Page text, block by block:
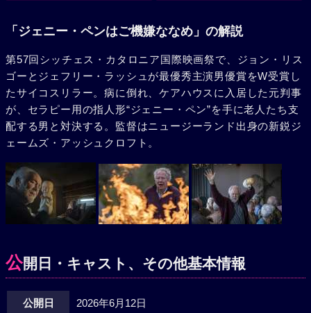
「ジェニー・ペンはご機嫌ななめ」の解説
第57回シッチェス・カタロニア国際映画祭で、ジョン・リス
ゴーとジェフリー・ラッシュが最優秀主演男優賞をW受賞し
たサイコスリラー。病に倒れ、ケアハウスに入居した元判事
が、セラピー用の指人形“ジェニー・ペン”を手に老人たち支
配する男と対決する。監督はニュージーランド出身の新鋭ジ
ェームズ・アッシュクロフト。
公開日・キャスト、その他基本情報
公開日 2026年6月12日